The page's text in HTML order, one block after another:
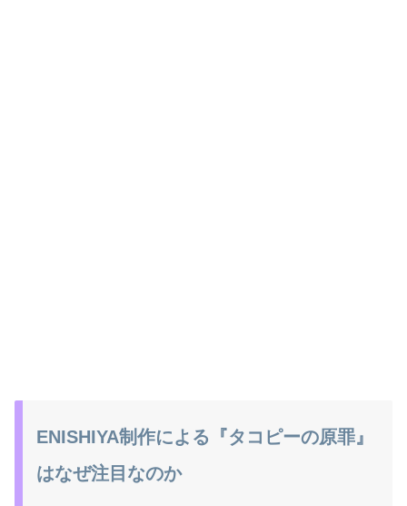
ENISHIYA制作による『タコピーの原罪』
はなぜ注目なのか